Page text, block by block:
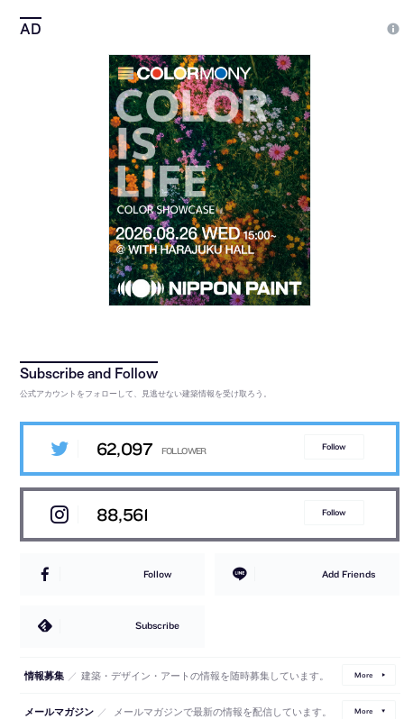
公式アカウントをフォローして、見逃せない建築情報を受け取ろう。
62,097 Follow
88,561 Follow
Follow Add Friends
Subscribe
情報募集 ／ 建築・デザイン・アートの情報を随時募集しています。 More
メールマガジン ／ メールマガジンで最新の情報を配信しています。 More